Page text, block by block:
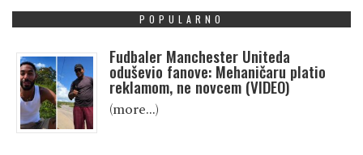
POPULARNO
Fudbaler Manchester Uniteda
oduševio fanove: Mehaničaru platio
reklamom, ne novcem (VIDEO)
(more…)